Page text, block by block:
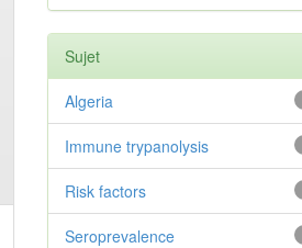
Sujet
Algeria
Immune trypanolysis
Risk factors
Seroprevalence